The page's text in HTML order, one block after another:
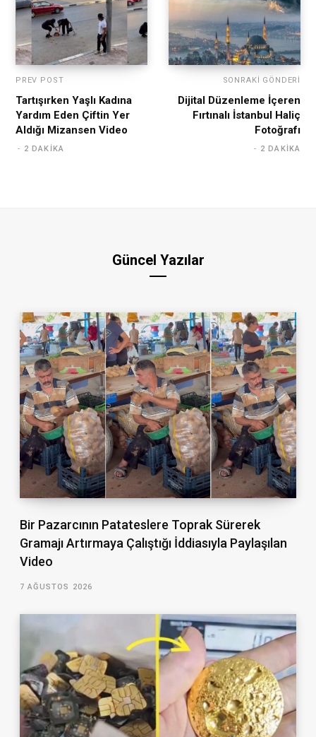
PREV POST
Tartışırken Yaşlı Kadına
Yardım Eden Çiftin Yer
Aldığı Mizansen Video
2 DAKIKA
SONRAKI GÖNDERI
Dijital Düzenleme İçeren
Fırtınalı İstanbul Haliç
Fotoğrafı
2 DAKIKA
Güncel Yazılar
Bir Pazarcının Patateslere Toprak Sürerek
Gramajı Artırmaya Çalıştığı İddiasıyla Paylaşılan
Video
7 AĞUSTOS 2026